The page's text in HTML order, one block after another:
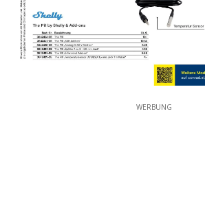
WERBUNG